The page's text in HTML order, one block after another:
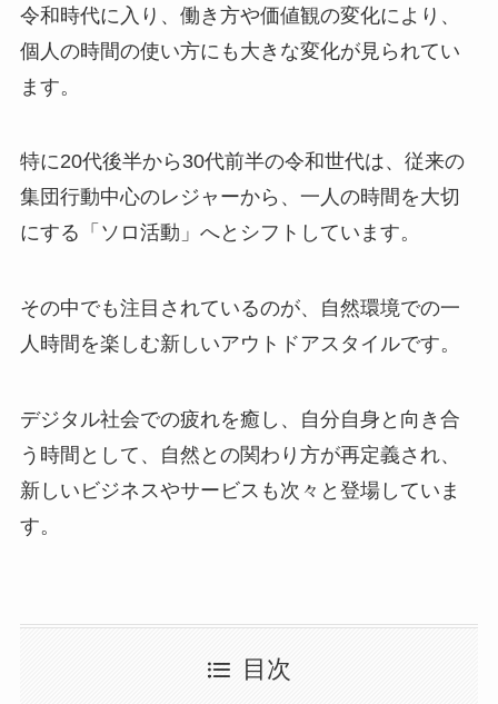
令和時代に入り、働き方や価値観の変化により、
個人の時間の使い方にも大きな変化が見られてい
ます。
特に20代後半から30代前半の令和世代は、従来の
集団行動中心のレジャーから、一人の時間を大切
にする「ソロ活動」へとシフトしています。
その中でも注目されているのが、自然環境での一
人時間を楽しむ新しいアウトドアスタイルです。
デジタル社会での疲れを癒し、自分自身と向き合
う時間として、自然との関わり方が再定義され、
新しいビジネスやサービスも次々と登場していま
す。
目次